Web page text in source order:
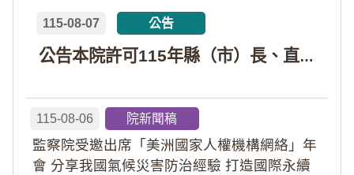
公告本院許可115年縣（市）長、直轄市議員、縣（市）議員擬參選人開立政治獻金專戶共計4戶。各專戶得收受政治獻金期間為自專戶許可設立日起至115年11月27日止，專戶名冊詳如附件。
115-08-07 公告
115-08-06 院新聞稿
監察院受邀出席「美洲國家人權機構網絡」年
會 分享我國氣候災害防治經驗 打造國際永續